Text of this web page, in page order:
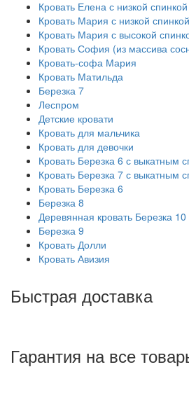
Кровать Елена с низкой спинкой
Кровать Мария с низкой спинкой
Кровать Мария с высокой
Кровать София (из массива
Кровать-софа Мария
Кровать Матильда
Березка 7
Леспром
Детские кровати
Кровать для мальчика
Кровать для девочки
Кровать Березка 6 с выкатным
Кровать Березка 7 с выкатным
Кровать Березка 6
Березка 8
Деревянная кровать Березка 10
Березка 9
Кровать Долли
Кровать Авизия
Быстрая доставка
Гарантия на все